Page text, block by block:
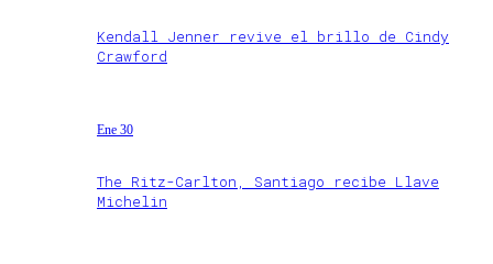
Kendall Jenner revive el brillo de Cindy
Crawford
Ene 30
The Ritz-Carlton, Santiago recibe Llave
Michelin